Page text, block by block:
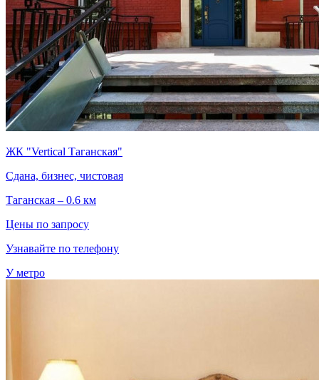
ЖК "Vertical Таганская"
Сдана, бизнес, чистовая
Таганская – 0.6 км
Цены по запросу
Узнавайте по телефону
У метро